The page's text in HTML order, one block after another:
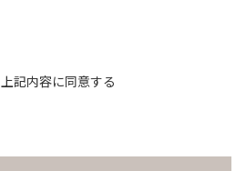
上記内容に同意する